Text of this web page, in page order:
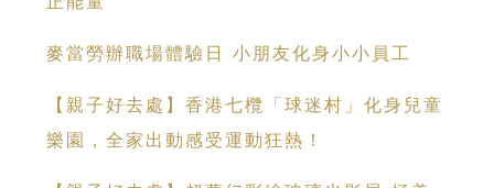
麥當勞辦職場體驗日 小朋友化身小小員工
【親子好去處】香港七欖「球迷村」化身兒童
樂園，全家出動感受運動狂熱！